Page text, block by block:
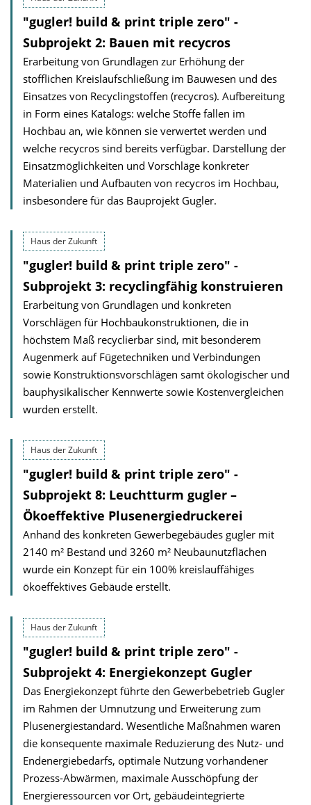
"gugler! build & print triple zero" -
Subprojekt 2: Bauen mit recycros
Erarbeitung von Grundlagen zur Erhöhung der
stofflichen Kreislaufschließung im Bauwesen und des
Einsatzes von Recyclingstoffen (recycros). Aufbereitung
in Form eines Katalogs: welche Stoffe fallen im
Hochbau an, wie können sie verwertet werden und
welche recycros sind bereits verfügbar. Darstellung der
Einsatzmöglichkeiten und Vorschläge konkreter
Materialien und Aufbauten von recycros im Hochbau,
insbesondere für das Bauprojekt Gugler.
Haus der Zukunft
"gugler! build & print triple zero" -
Subprojekt 3: recyclingfähig konstruieren
Erarbeitung von Grundlagen und konkreten
Vorschlägen für Hochbaukonstruktionen, die in
höchstem Maß recyclierbar sind, mit besonderem
Augenmerk auf Fügetechniken und Verbindungen
sowie Konstruktionsvorschlägen samt ökologischer und
bauphysikalischer Kennwerte sowie Kostenvergleichen
wurden erstellt.
Haus der Zukunft
"gugler! build & print triple zero" -
Subprojekt 8: Leuchtturm gugler –
Ökoeffektive Plusenergiedruckerei
Anhand des konkreten Gewerbegebäudes gugler mit
2140 m² Bestand und 3260 m² Neubaunutzflächen
wurde ein Konzept für ein 100% kreislauffähiges
ökoeffektives Gebäude erstellt.
Haus der Zukunft
"gugler! build & print triple zero" -
Subprojekt 4: Energiekonzept Gugler
Das Energiekonzept führte den Gewerbebetrieb Gugler
im Rahmen der Umnutzung und Erweiterung zum
Plusenergiestandard. Wesentliche Maßnahmen waren
die konsequente maximale Reduzierung des Nutz- und
Endenergiebedarfs, optimale Nutzung vorhandener
Prozess-Abwärmen, maximale Ausschöpfung der
Energieressourcen vor Ort, gebäudeinte­grierte